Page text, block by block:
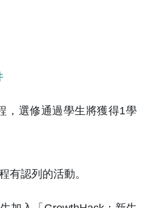
，選修通過學生將獲得1學
有認列的活動。